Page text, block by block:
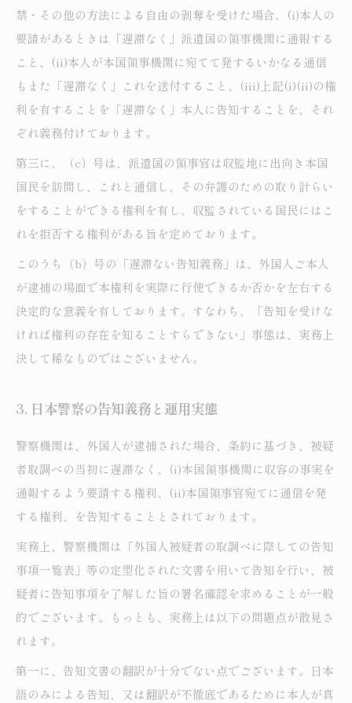
禁・その他の方法による自由の剥奪を受けた場合、(i)本人の
要請があるときは「遅滞なく」派遣国の領事機関に通報する
こと、(ii)本人が本国領事機関に宛てて発するいかなる通信
もまた「遅滞なく」これを送付すること、(iii)上記(i)(ii)の権
利を有することを「遅滞なく」本人に告知することを、それ
ぞれ義務付けております。
第三に、（c）号は、派遣国の領事官は収監地に出向き本国
国民を訪問し、これと通信し、その弁護のための取り計らい
をすることができる権利を有し、収監されている国民にはこ
れを拒否する権利がある旨を定めております。
このうち（b）号の「遅滞ない告知義務」は、外国人ご本人
が逮捕の場面で本権利を実際に行使できるか否かを左右する
決定的な意義を有しております。すなわち、「告知を受けな
ければ権利の存在を知ることすらできない」事態は、実務上
決して稀なものではございません。
3. 日本警察の告知義務と運用実態
警察機関は、外国人が逮捕された場合、条約に基づき、被疑
者取調べの当初に遅滞なく、(i)本国領事機関に収容の事実を
通報するよう要請する権利、(ii)本国領事官宛てに通信を発
する権利、を告知することとされております。
実務上、警察機関は「外国人被疑者の取調べに際しての告知
事項一覧表」等の定型化された文書を用いて告知を行い、被
疑者に告知事項を了解した旨の署名確認を求めることが一般
的でございます。もっとも、実務上は以下の問題点が散見さ
れます。
第一に、告知文書の翻訳が十分でない点でございます。日本
語のみによる告知、又は翻訳が不徹底であるために本人が真